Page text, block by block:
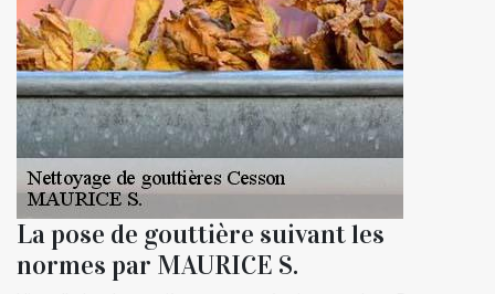
La pose de gouttière suivant les
normes par MAURICE S.